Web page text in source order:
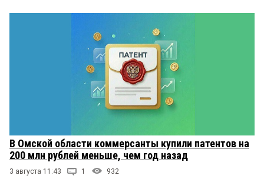
В Омской области коммерсанты купили патентов на
200 млн рублей меньше, чем год назад
3 августа 11:43 1 932